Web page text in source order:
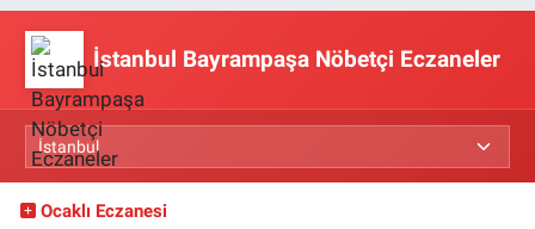
İstanbul Bayrampaşa Nöbetçi Eczaneler
Ocaklı Eczanesi